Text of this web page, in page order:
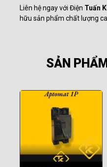
Liên hệ ngay với Điện Tuấn
hữu sản phẩm chất lượng
SẢN